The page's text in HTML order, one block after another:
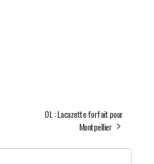
OL : Lacazette forfait pour
Montpellier